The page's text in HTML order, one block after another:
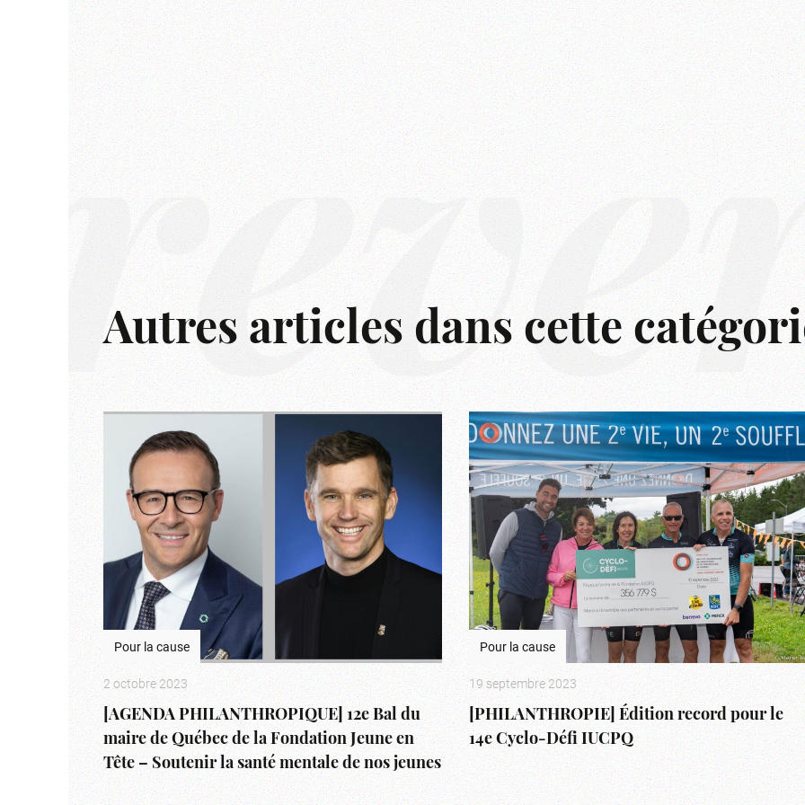
Autres articles dans cette
Pour la cause
2 octobre 2023
[AGENDA PHILANTHROPIQUE] 12e Bal du
maire de Québec de la Fondation Jeune en
Tête – Soutenir la santé mentale de nos jeunes
Pour la cause
19 septembre 2023
[PHILANTHROPIE] Édition record pour le
14e Cyclo-Défi IUCPQ